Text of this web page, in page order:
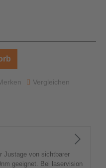
Vergleichen
Justage von sichtbarer
geeignet. Bei laservision